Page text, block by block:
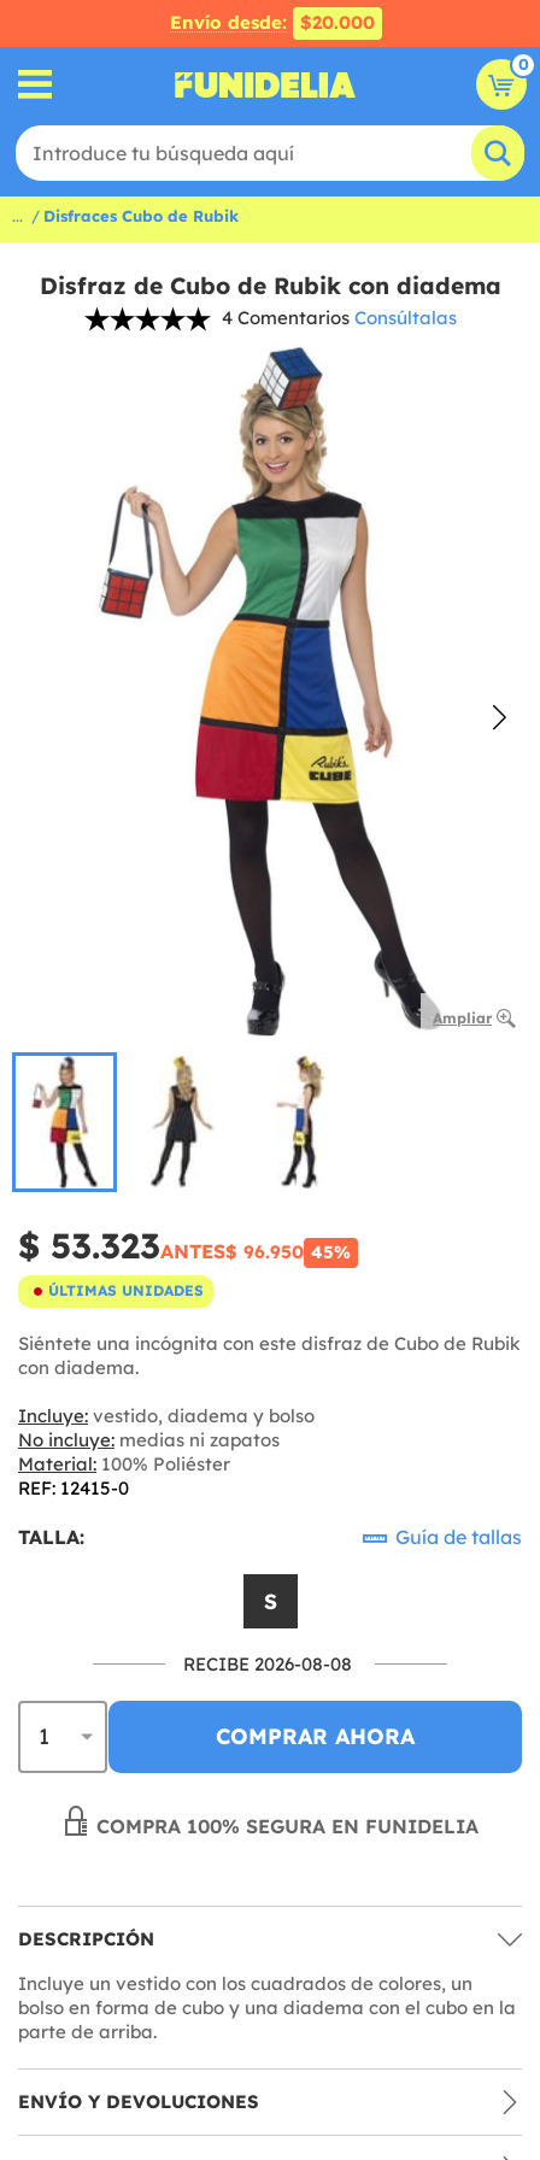
Envío desde: $20.000
0
... Disfraces Cubo de Rubik
Disfraz de Cubo de Rubik con diadema
4 Comentarios Consúltalas
Ampliar
$ 53.323ANTES$ 96.950 45%
ÚLTIMAS UNIDADES
Siéntete una incógnita con este disfraz de Cubo de Rubik
con diadema.
Incluye: vestido, diadema y bolso
No incluye: medias ni zapatos
Material: 100% Poliéster
REF: 12415-0
TALLA: Guía de tallas
S
RECIBE 2026-08-08
COMPRAR AHORA
COMPRA 100% SEGURA EN FUNIDELIA
DESCRIPCIÓN
Incluye un vestido con los cuadrados de colores, un
bolso en forma de cubo y una diadema con el cubo en la
parte de arriba.
ENVÍO Y DEVOLUCIONES